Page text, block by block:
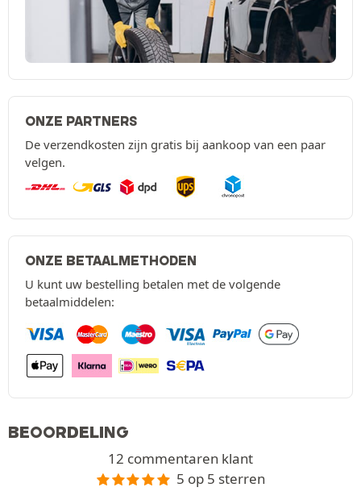
ONZE PARTNERS
De verzendkosten zijn gratis bij aankoop van een paar
velgen.
ONZE BETAALMETHODEN
U kunt uw bestelling betalen met de volgende
betaalmiddelen:
BEOORDELING
12 commentaren klant
5 op 5 sterren